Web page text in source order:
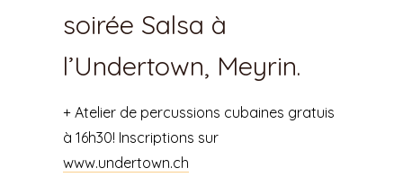
soirée Salsa à
l’Undertown, Meyrin.
+ Atelier de percussions cubaines gratuis
à 16h30! Inscriptions sur
www.undertown.ch